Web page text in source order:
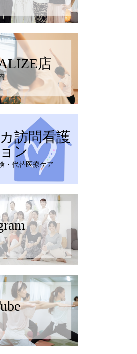
店
訪問看護
ン
・代替医療ケア